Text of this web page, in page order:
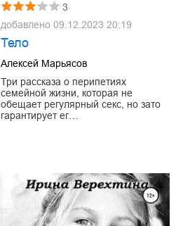
3
добавлено09.12.2023 20:19
Тело
Алексей Марьясов
Три рассказа о перипетиях
семейной жизни, которая не
обещает регулярный секс, но зато
гарантирует ег…